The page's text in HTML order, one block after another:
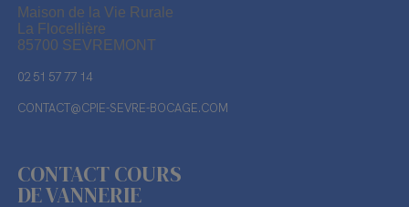
Maison de la Vie Rurale
La Flocellière
85700 SEVREMONT
02 51 57 77 14
CONTACT@CPIE-SEVRE-BOCAGE.COM
CONTACT COURS
DE VANNERIE